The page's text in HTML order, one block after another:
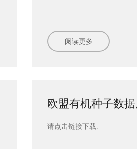
阅读更多
欧盟有机种子数
请点击链接下载.